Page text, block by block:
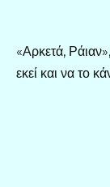
«Αρκετά,
εκεί και να το